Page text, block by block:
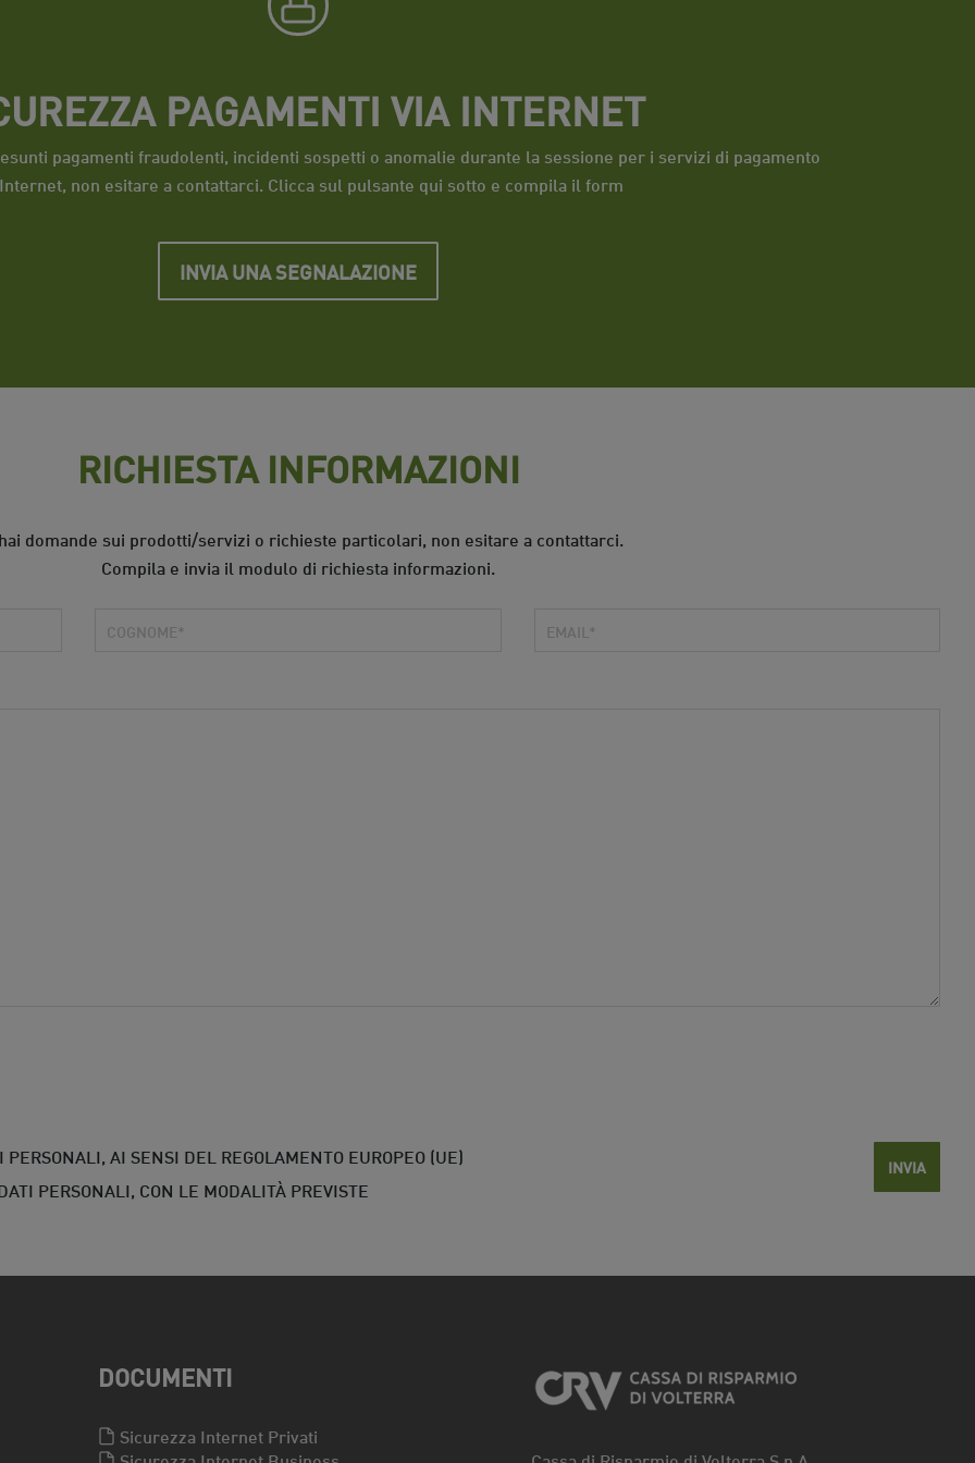
PAGAMENTI VIA INTERNET
pagamenti fraudolenti, incidenti sospetti o anomalie durante la sessione per i servizi di pagamento
non esitare a contattarci. Clicca sul pulsante qui sotto e compila il form
INVIA UNA SEGNALAZIONE
RICHIESTA INFORMAZIONI
domande sui prodotti/servizi o richieste particolari, non esitare a contattarci.
Compila e invia il modulo di richiesta informazioni.
AI SENSI DEL REGOLAMENTO EUROPEO (UE)
PERSONALI, CON LE MODALITÀ PREVISTE
DOCUMENTI
Sicurezza Internet Privati